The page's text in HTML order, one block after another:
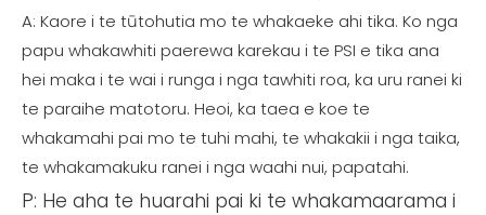
A: Kaore i te tūtohutia mo te whakaeke ahi tika. Ko nga
papu whakawhiti paerewa karekau i te PSI e tika ana
hei maka i te wai i runga i nga tawhiti roa, ka uru ranei ki
te paraihe matotoru. Heoi, ka taea e koe te
whakamahi pai mo te tuhi mahi, te whakakii i nga taika,
te whakamakuku ranei i nga waahi nui, papatahi.
P: He aha te huarahi pai ki te whakamaarama i